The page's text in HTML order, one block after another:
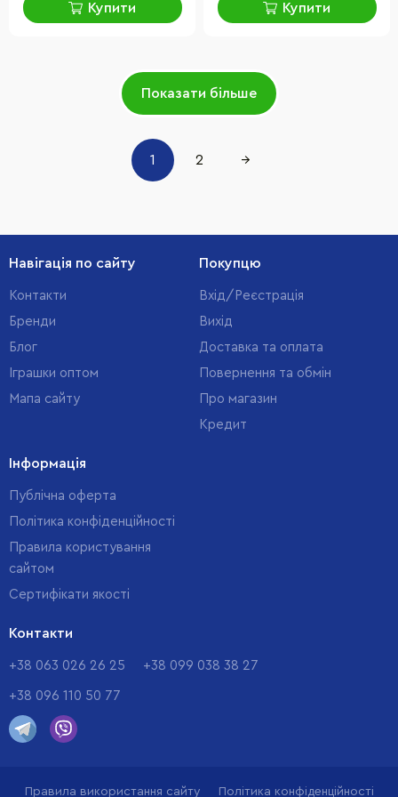
Купити Купити
Показати більше
1 2 →
Навігація по сайту
Контакти
Бренди
Блог
Іграшки оптом
Мапа сайту
Покупцю
Вхід/Реєстрація
Вихід
Доставка та оплата
Повернення та обмін
Про магазин
Кредит
Інформація
Публічна оферта
Політика конфіденційності
Правила користування
сайтом
Cертифікати якості
Контакти
+38 063 026 26 25 +38 099 038 38 27
+38 096 110 50 77
Правила використання сайту Політика конфіденційності